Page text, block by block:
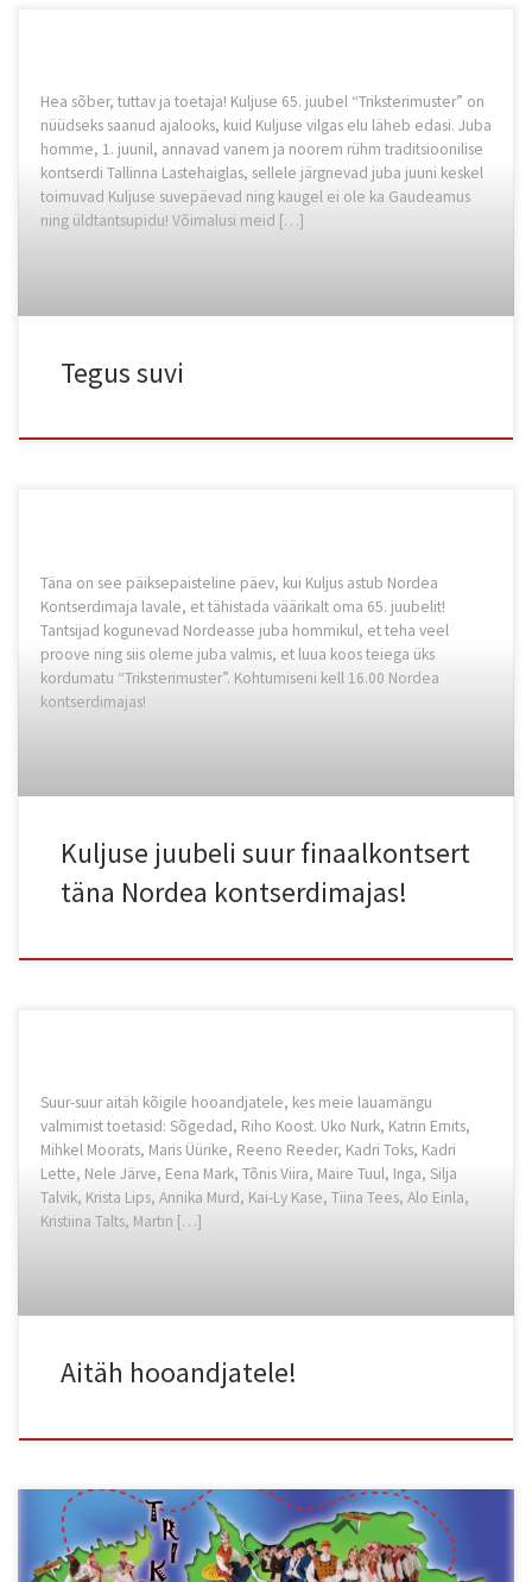
Hea sõber, tuttav ja toetaja! Kuljuse 65. juubel “Triksterimuster” on
nüüdseks saanud ajalooks, kuid Kuljuse vilgas elu läheb edasi. Juba
homme, 1. juunil, annavad vanem ja noorem rühm traditsioonilise
kontserdi Tallinna Lastehaiglas, sellele järgnevad juba juuni keskel
toimuvad Kuljuse suvepäevad ning kaugel ei ole ka Gaudeamus
ning üldtantsupidu! Võimalusi meid […]
Tegus suvi
Täna on see päiksepaisteline päev, kui Kuljus astub Nordea
Kontserdimaja lavale, et tähistada väärikalt oma 65. juubelit!
Tantsijad kogunevad Nordeasse juba hommikul, et teha veel
proove ning siis oleme juba valmis, et luua koos teiega üks
kordumatu “Triksterimuster”. Kohtumiseni kell 16.00 Nordea
kontserdimajas!
Kuljuse juubeli suur finaalkontsert
täna Nordea kontserdimajas!
Suur-suur aitäh kõigile hooandjatele, kes meie lauamängu
valmimist toetasid: Sõgedad, Riho Koost. Uko Nurk, Katrin Ernits,
Mihkel Moorats, Maris Üürike, Reeno Reeder, Kadri Toks, Kadri
Lette, Nele Järve, Eena Mark, Tõnis Viira, Maire Tuul, Inga, Silja
Talvik, Krista Lips, Annika Murd, Kai-Ly Kase, Tiina Tees, Alo Einla,
Kristiina Talts, Martin […]
Aitäh hooandjatele!
Hea tantsusõber, Ticketpro kaudu ostes on veel võimalik Kuljuse